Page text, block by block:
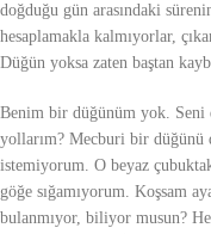
doğduğu gün arasındaki
hesaplamakla kalmıyorlar,
Düğün yoksa zaten baştan
Benim bir düğünüm yok. Seni
yollarım? Mecburi bir düğünü
istemiyorum. O beyaz
göğe sığamıyorum. Koşsam
bulanmıyor, biliyor musun?